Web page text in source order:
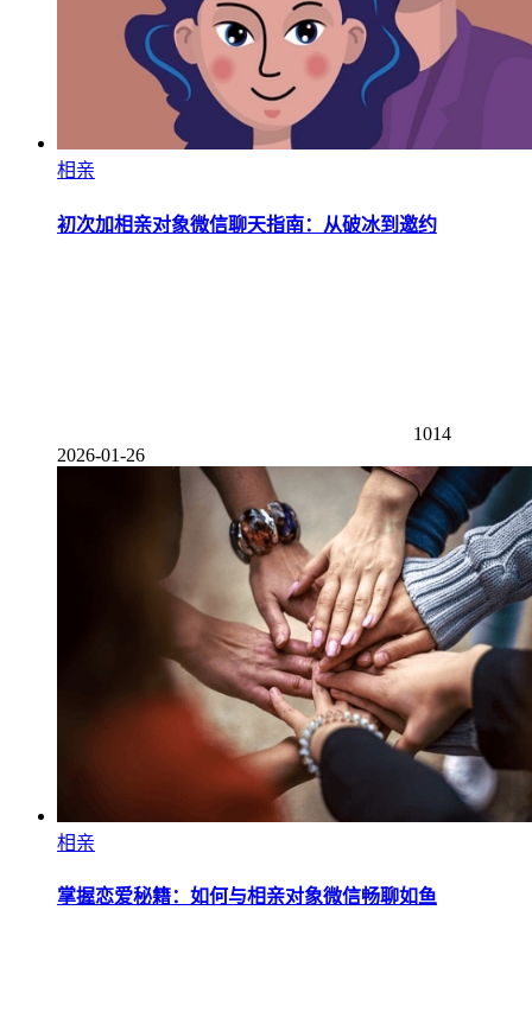
相亲
初次加相亲对象微信聊天指南：从破冰到邀约
1014
2026-01-26
相亲
掌握恋爱秘籍：如何与相亲对象微信畅聊如鱼